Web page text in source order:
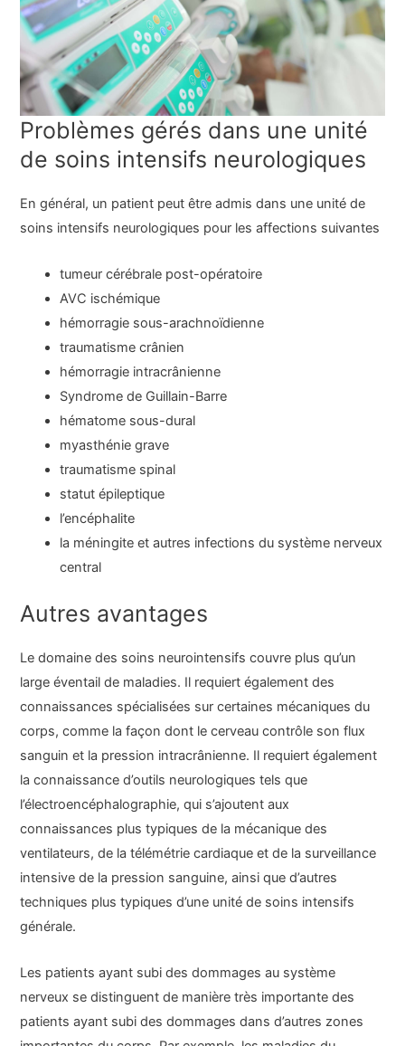
Problèmes gérés dans une unité
de soins intensifs neurologiques
En général, un patient peut être admis dans une unité de
soins intensifs neurologiques pour les affections suivantes
tumeur cérébrale post-opératoire
AVC ischémique
hémorragie sous-arachnoïdienne
traumatisme crânien
hémorragie intracrânienne
Syndrome de Guillain-Barre
hématome sous-dural
myasthénie grave
traumatisme spinal
statut épileptique
l’encéphalite
la méningite et autres infections du système nerveux
central
Autres avantages
Le domaine des soins neurointensifs couvre plus qu’un
large éventail de maladies. Il requiert également des
connaissances spécialisées sur certaines mécaniques du
corps, comme la façon dont le cerveau contrôle son flux
sanguin et la pression intracrânienne. Il requiert également
la connaissance d’outils neurologiques tels que
l’électroencéphalographie, qui s’ajoutent aux
connaissances plus typiques de la mécanique des
ventilateurs, de la télémétrie cardiaque et de la surveillance
intensive de la pression sanguine, ainsi que d’autres
techniques plus typiques d’une unité de soins intensifs
générale.
Les patients ayant subi des dommages au système
nerveux se distinguent de manière très importante des
patients ayant subi des dommages dans d’autres zones